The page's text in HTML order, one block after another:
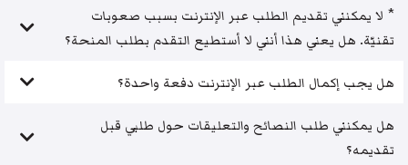
* لا يمكنني تقديم الطلب عبر الإنترنت بسبب صعوبات
تقنيّة. هل يعني هذا أنني لا أستطيع التقدم بطلب المنحة؟
هل يجب إكمال الطلب عبر الإنترنت دفعة واحدة؟
هل يمكنني طلب النصائح والتعليقات حول طلبي قبل
تقديمه؟